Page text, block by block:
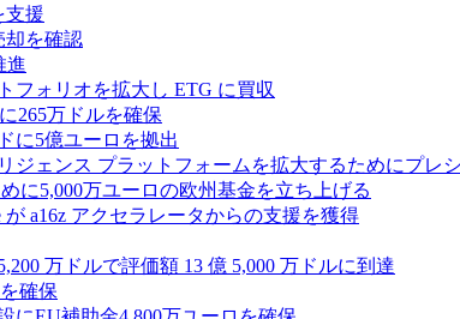
支援
却を確認
進
フォリオを拡大し ETG に買収
265万ドルを確保
に5億ユーロを拠出
ジェンス プラットフォームを拡大するためにプレ
に5,000万ユーロの欧州基金を立ち上げる
a16z アクセラレータからの支援を獲得
万ドルで評価額 13 億 5,000 万ドルに到達
確保